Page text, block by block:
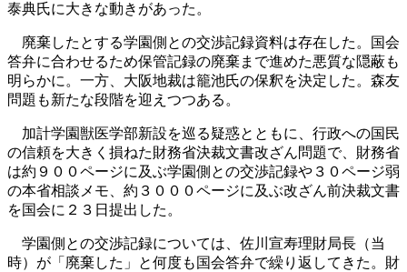
泰典氏に大きな動きがあった。
廃棄したとする学園側との交渉記録資料は存在した。国会
答弁に合わせるため保管記録の廃棄まで進めた悪質な隠蔽も
明らかに。一方、大阪地裁は籠池氏の保釈を決定した。森友
問題も新たな段階を迎えつつある。
加計学園獣医学部新設を巡る疑惑とともに、行政への国民
の信頼を大きく損ねた財務省決裁文書改ざん問題で、財務省
は約９００ページに及ぶ学園側との交渉記録や３０ページ弱
の本省相談メモ、約３０００ページに及ぶ改ざん前決裁文書
を国会に２３日提出した。
学園側との交渉記録については、佐川宣寿理財局長（当
時）が「廃棄した」と何度も国会答弁で繰り返してきた。財